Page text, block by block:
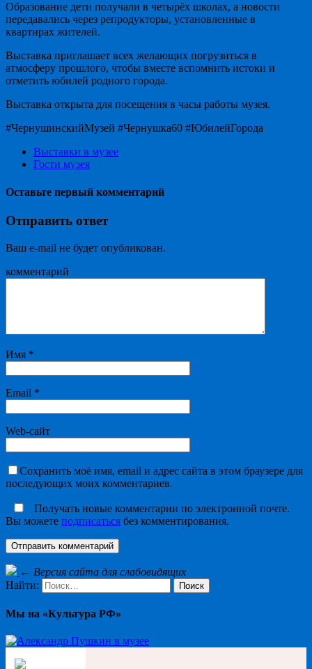
Образование дети получали в четырёх школах, а новости
передавались через репродукторы, установленные в
квартирах жителей.
Выставка приглашает всех желающих погрузиться в
атмосферу прошлого, чтобы вместе вспомнить истоки и
отметить юбилей родного города.
Выставка открыта для посещения в часы работы музея.
#ЧернушинскийМузей #Чернушка60 #ЮбилейГорода
Выставки в музее
Гости музея
Оставьте первый комментарий
Отправить ответ
Ваш e-mail не будет опубликован.
комментарий
Имя *
Email *
Web-сайт
Сохранить моё имя, email и адрес сайта в этом браузере для
последующих моих комментариев.
Получать новые комментарии по электронной почте.
Вы можете подписаться без комментирования.
← Версия сайта для слабовидящих
Найти:
Мы на «Культура РФ»